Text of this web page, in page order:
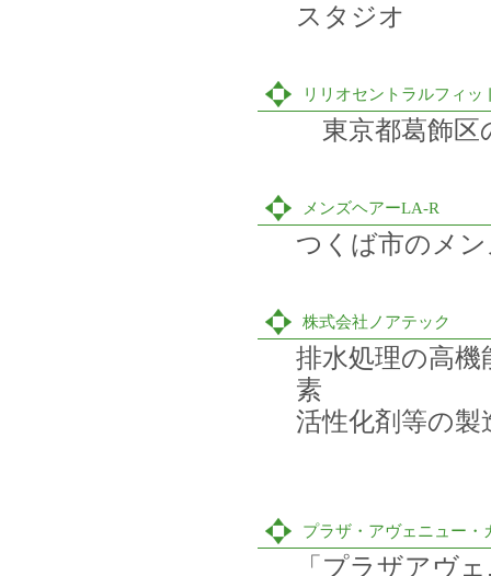
スタジオ
リリオセントラルフィッ
東京都葛飾区
メンズヘアーLA-R
つくば市のメ
株式会社ノアテック
排水処理の高
素
活性化剤等の製
プラザ・アヴェニュー・
「プラザアヴ